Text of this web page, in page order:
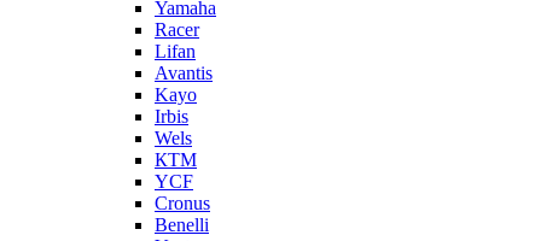
Yamaha
Racer
Lifan
Avantis
Kayo
Irbis
Wels
КТМ
YCF
Cronus
Benelli